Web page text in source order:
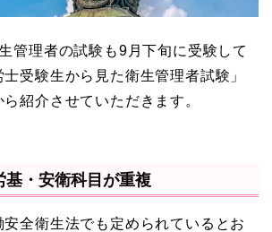
管理者の試験も9月下旬に受験して
受験生から見た衛生管理者試験」
紹介させていただきます。
基・安衛科目が重複
全衛生法でも定められているとお